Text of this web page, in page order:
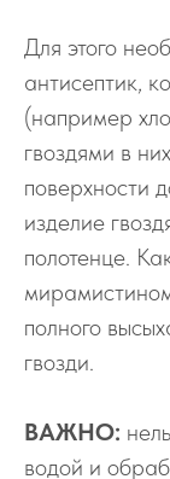
Для этого
антисептик,
(например
гвоздями в
поверхности
изделие
полотенце.
полного
гвозди.
ВАЖНО:
водой и